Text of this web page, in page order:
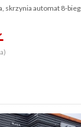
skrzynia automat 8-bieg.